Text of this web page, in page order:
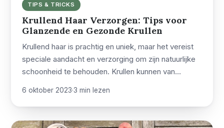
TIPS & TRICKS
Krullend Haar Verzorgen: Tips voor
Glanzende en Gezonde Krullen
Krullend haar is prachtig en uniek, maar het vereist
speciale aandacht en verzorging om zijn natuurlijke
schoonheid te behouden. Krullen kunnen van…
6 oktober 2023·3 min lezen